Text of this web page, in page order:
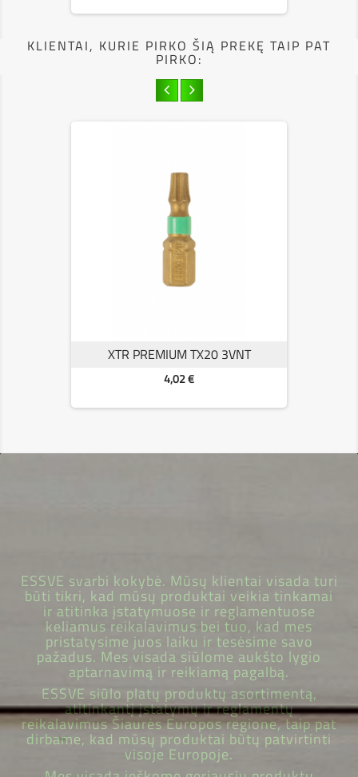
KLIENTAI, KURIE PIRKO ŠIĄ PREKĘ TAIP PAT
PIRKO:
XTR PREMIUM TX20 3VNT
Kaina
4,02 €
ESSVE svarbi kokybė. Mūsų klientai visada turi
būti tikri, kad mūsų produktai veikia tinkamai
ir atitinka įstatymuose ir reglamentuose
keliamus reikalavimus bei tuo, kad mes
pristatysime juos laiku ir tesėsime savo
pažadus. Mes visada siūlome aukšto lygio
aptarnavimą ir reikiamą pagalbą.
ESSVE siūlo platų produktų asortimentą,
atitinkantį įstatymų ir reglamentų
reikalavimus Šiaurės Europos regione, taip pat
dirbame, kad mūsų produktai būtų patvirtinti
visoje Europoje.